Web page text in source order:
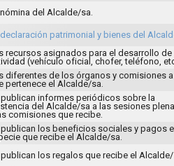
del Alcalde/sa.
patrimonial y bienes del
recursos asignados para el desarrollo de
(vehículo oficial, chofer, teléfono,
diferentes de los órganos y comisiones
pertenece el Alcalde/sa.
publican informes periódicos sobre la
del Alcalde/sa a las sesiones
comisiones que recibe.
publican los beneficios sociales y pagos
que recibe el Alcalde/sa.
publican los regalos que recibe el